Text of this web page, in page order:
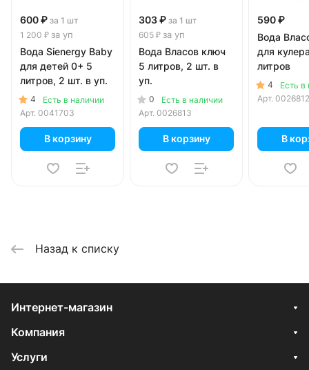
600 ₽ за 1 шт
1 200 ₽ за уп
Вода Sienergy Baby
для детей 0+ 5
литров, 2 шт. в уп.
4
Есть в наличии
Арт. 0041703
В корзину
303 ₽ за 1 шт
605 ₽ за уп
Вода Власов ключ
5 литров, 2 шт. в
уп.
0
Есть в наличии
Арт. 0026813
В корзину
590 ₽
Вода
для
литров
4
Есть в
Арт. 0026812
В
Назад к списку
Интернет-магазин
Компания
Услуги